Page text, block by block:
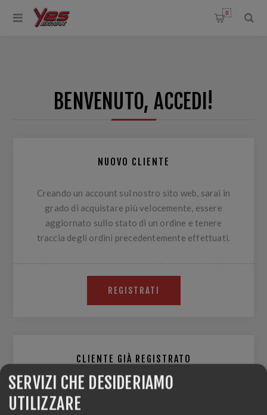
0
BENVENUTO, ACCEDI!
NUOVO CLIENTE
Creando un account sul nostro sito web, sarai in
grado di acquistare più velocemente, essere
aggiornato sullo stato di un ordine e tenere
traccia degli ordini precedentemente effettuati.
REGISTRATI
CLIENTE GIÀ REGISTRATO
E-MAIL:
SERVIZI CHE DESIDERIAMO
UTILIZZARE